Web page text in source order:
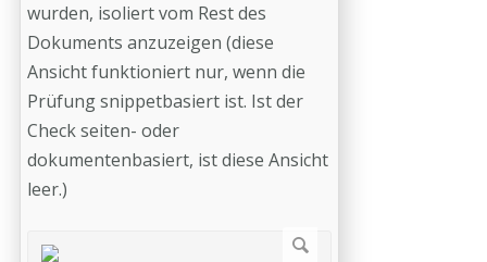
wurden, isoliert vom Rest des
Dokuments anzuzeigen (diese
Ansicht funktioniert nur, wenn die
Prüfung snippetbasiert ist. Ist der
Check seiten- oder
dokumentenbasiert, ist diese Ansicht
leer.)